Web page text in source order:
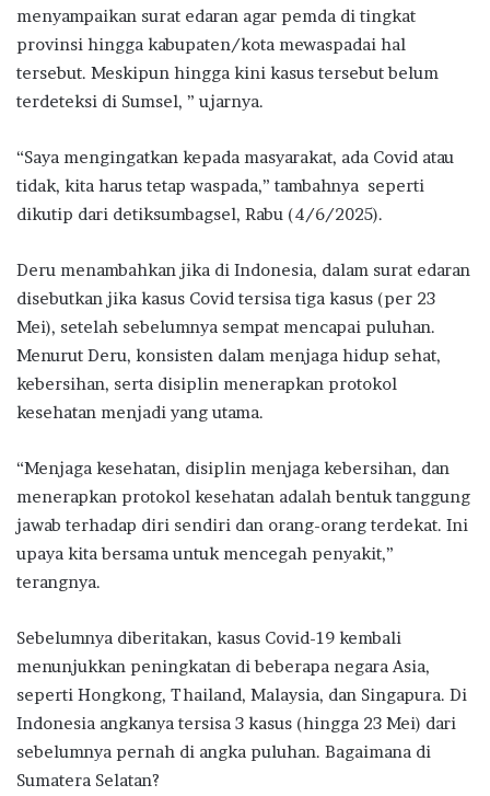
menyampaikan surat edaran agar pemda di tingkat
provinsi hingga kabupaten/kota mewaspadai hal
tersebut. Meskipun hingga kini kasus tersebut belum
terdeteksi di Sumsel, ” ujarnya.
“Saya mengingatkan kepada masyarakat, ada Covid atau
tidak, kita harus tetap waspada,” tambahnya seperti
dikutip dari detiksumbagsel, Rabu (4/6/2025).
Deru menambahkan jika di Indonesia, dalam surat edaran
disebutkan jika kasus Covid tersisa tiga kasus (per 23
Mei), setelah sebelumnya sempat mencapai puluhan.
Menurut Deru, konsisten dalam menjaga hidup sehat,
kebersihan, serta disiplin menerapkan protokol
kesehatan menjadi yang utama.
“Menjaga kesehatan, disiplin menjaga kebersihan, dan
menerapkan protokol kesehatan adalah bentuk tanggung
jawab terhadap diri sendiri dan orang-orang terdekat. Ini
upaya kita bersama untuk mencegah penyakit,”
terangnya.
Sebelumnya diberitakan, kasus Covid-19 kembali
menunjukkan peningkatan di beberapa negara Asia,
seperti Hongkong, Thailand, Malaysia, dan Singapura. Di
Indonesia angkanya tersisa 3 kasus (hingga 23 Mei) dari
sebelumnya pernah di angka puluhan. Bagaimana di
Sumatera Selatan?